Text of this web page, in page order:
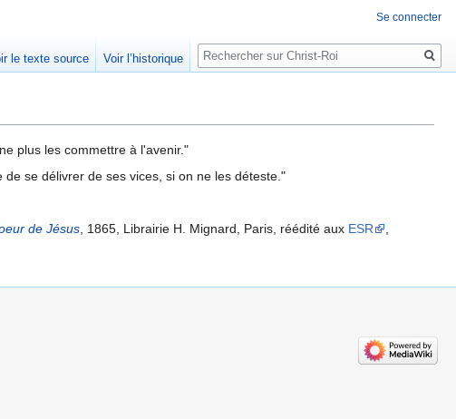
plus les commettre à l'avenir."
se délivrer de ses vices, si on ne les déteste."
de Jésus, 1865, Librairie H. Mignard, Paris, réédité aux ESR
,
Se connecter
le texte source Voir l’historique
Rechercher